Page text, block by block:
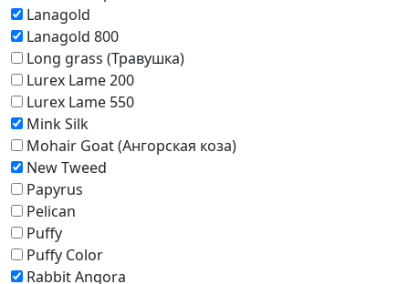
Lanagold
Lanagold 800
Long grass (Травушка)
Lurex Lame 200
Lurex Lame 550
Mink Silk
Mohair Goat (Ангорская коза)
New Tweed
Papyrus
Pelican
Puffy
Puffy Color
Rabbit Angora